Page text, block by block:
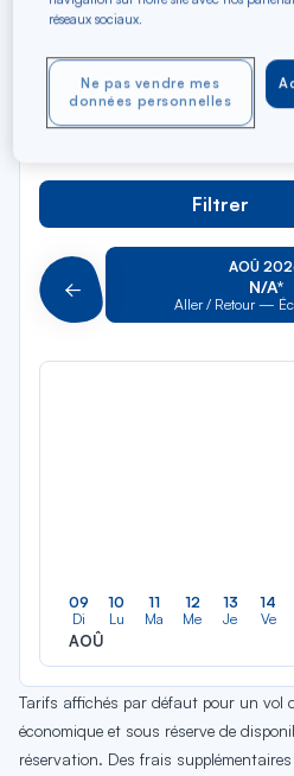
Vers
Type de trajet
Filtrer
Précédent
AOÛ
N/A*
Aller / Retour —
09
Di
AOÛ
10
Lu
11
Ma
12
Me
13
Je
14
Ve
Tarifs affichés par défaut pour un vol
économique et sous réserve de
réservation. Des frais
réseaux sociaux.
Ne pas vendre mes
données personnelles